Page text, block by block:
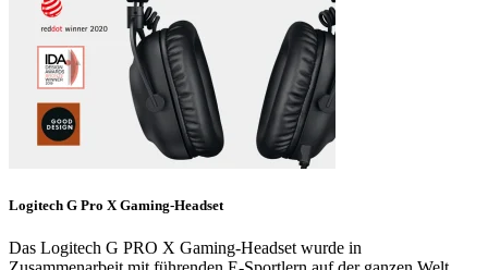
Logitech G Pro X Gaming-Headset
Das Logitech G PRO X Gaming-Headset wurde in